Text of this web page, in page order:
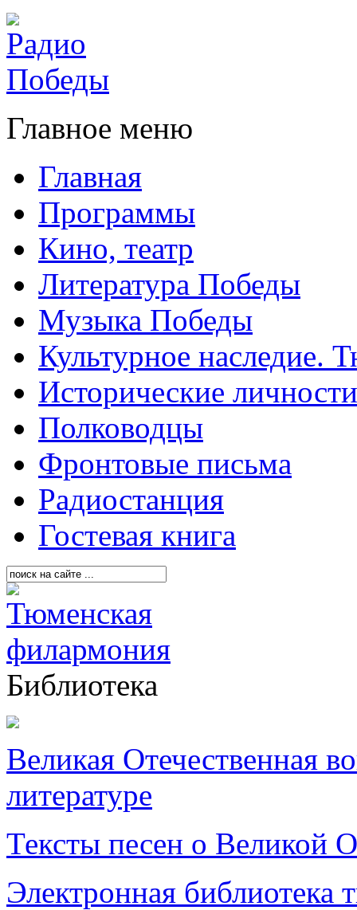
Главное меню
Главная
Программы
Кино, театр
Литература Победы
Музыка Победы
Культурное наследие.
Исторические личности
Полководцы
Фронтовые письма
Радиостанция
Гостевая книга
Библиотека
Великая Отечественная
литературе
Тексты песен о Великой
Электронная библиотека